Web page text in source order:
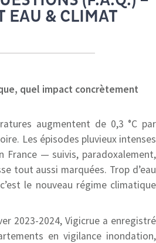
EAU & CLIMAT
quel impact concrètement
augmentent de 0,3 °C par
Les épisodes pluvieux intenses
France — suivis, paradoxalement,
tout aussi marquées. Trop d’eau
le nouveau régime climatique
2023-2024, Vigicrue a enregistré
en vigilance inondation,